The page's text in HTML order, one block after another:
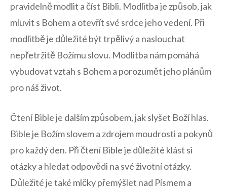
pravidelně⁤ modlit a číst Bibli. Modlitba je způsob, jak
mluvit s Bohem a otevřít své srdce jeho vedení. Při
modlitbě je⁤ důležité být trpělivý a naslouchat
nepřetržitě ‍Božímu slovu. Modlitba nám pomáhá
vybudovat⁢ vztah s Bohem a porozumět ​jeho‍ plánům
pro náš život.
Čtení Bible je dalším způsobem,⁢ jak slyšet Boží hlas.
Bible je Božím slovem a zdrojem moudrosti a​ pokynů
pro každý den. Při čtení Bible je‌ důležité klást si
otázky ‌a hledat odpovědi na své‌ životní otázky.
Důležité je také⁢ mlčky přemýšlet nad Písmem a